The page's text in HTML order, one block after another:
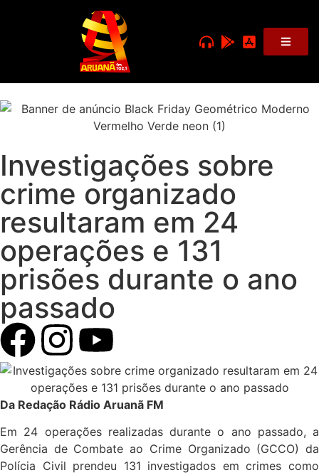
Investigações sobre
crime organizado
resultaram em 24
operações e 131
prisões durante o ano
passado
Da Redação Rádio Aruanã FM
Em 24 operações realizadas durante o ano passado, a
Gerência de Combate ao Crime Organizado (GCCO) da
Polícia Civil prendeu 131 investigados em crimes como